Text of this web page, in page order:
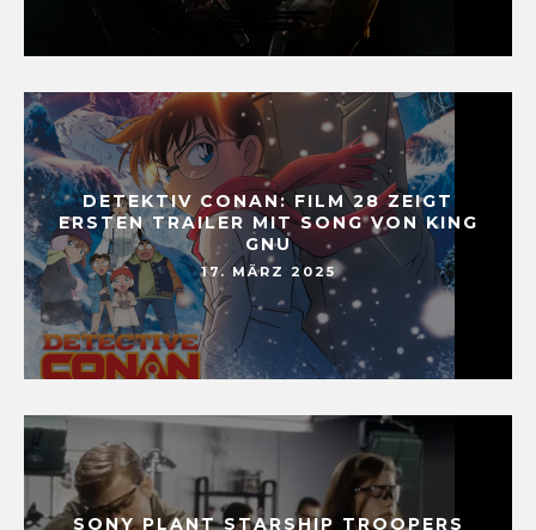
DETEKTIV CONAN: FILM 28 ZEIGT
ERSTEN TRAILER MIT SONG VON KING
GNU
17. MÄRZ 2025
SONY PLANT STARSHIP TROOPERS